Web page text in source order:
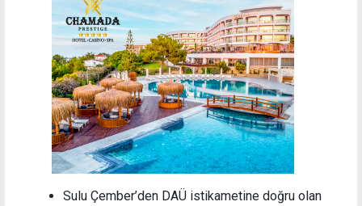
Sulu Çember’den DAÜ istikametine doğru olan